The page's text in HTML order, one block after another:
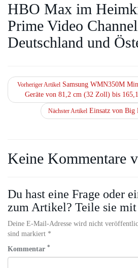
HBO Max im
Prime Video
Deutschland und
Vorheriger ArtikelSamsung WMN350M
Geräte von 81,2 cm (32 Zoll) bis
Nächster Artikel Einsatz von Big
Keine Kommentare
Du hast eine Frage oder
zum Artikel? Teile sie mit
Deine E-Mail-Adresse wird nicht
sind markiert *
Kommentar *